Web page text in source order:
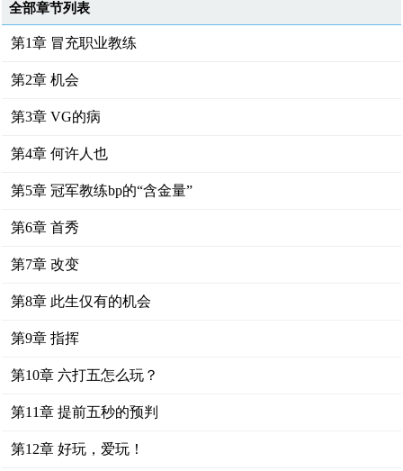
全部章节列表
第1章 冒充职业教练
第2章 机会
第3章 VG的病
第4章 何许人也
第5章 冠军教练bp的“含金量”
第6章 首秀
第7章 改变
第8章 此生仅有的机会
第9章 指挥
第10章 六打五怎么玩？
第11章 提前五秒的预判
第12章 好玩，爱玩！